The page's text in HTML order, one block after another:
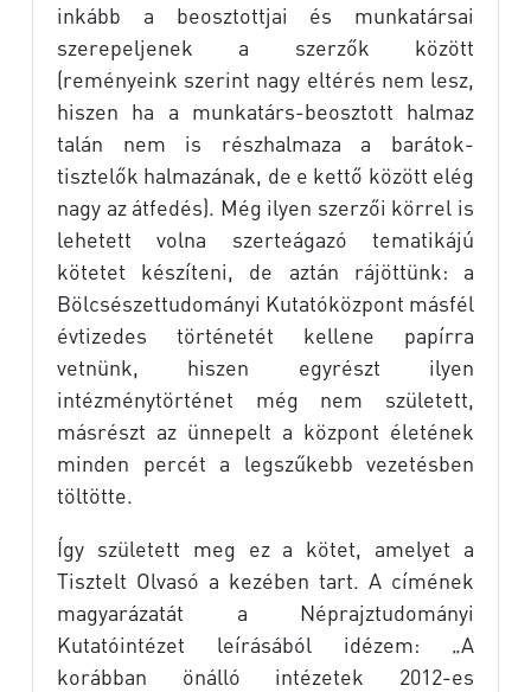
inkább a beosztottjai és munkatársai
szerepeljenek a szerzők között
(reményeink szerint nagy eltérés nem lesz,
hiszen ha a munkatárs-beosztott halmaz
talán nem is részhalmaza a barátok-
tisztelők halmazának, de e kettő között elég
nagy az átfedés). Még ilyen szerzői körrel is
lehetett volna szerteágazó tematikájú
kötetet készíteni, de aztán rájöttünk: a
Bölcsészettudományi Kutatóközpont másfél
évtizedes történetét kellene papírra
vetnünk, hiszen egyrészt ilyen
intézménytörténet még nem született,
másrészt az ünnepelt a központ életének
minden percét a legszűkebb vezetésben
töltötte.
Így született meg ez a kötet, amelyet a
Tisztelt Olvasó a kezében tart. A címének
magyarázatát a Néprajztudományi
Kutatóintézet leírásából idézem: „A
korábban önálló intézetek 2012-es